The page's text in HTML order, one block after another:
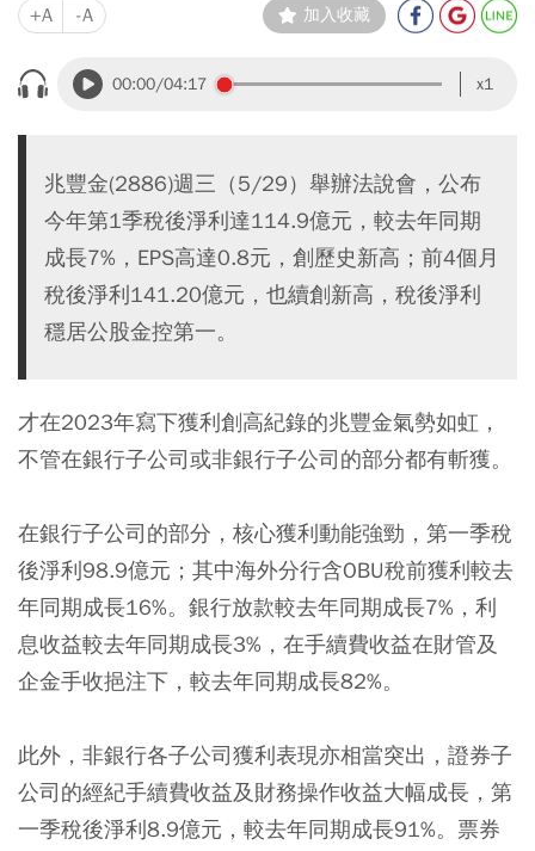
+A -A 加入收藏
00:00/04:17 x1
兆豐金(2886)週三（5/29）舉辦法說會，公布
今年第1季稅後淨利達114.9億元，較去年同期
成長7%，EPS高達0.8元，創歷史新高；前4個月
稅後淨利141.20億元，也續創新高，稅後淨利
穩居公股金控第一。
才在2023年寫下獲利創高紀錄的兆豐金氣勢如虹，
不管在銀行子公司或非銀行子公司的部分都有斬獲。
在銀行子公司的部分，核心獲利動能強勁，第一季稅
後淨利98.9億元；其中海外分行含OBU稅前獲利較去
年同期成長16%。銀行放款較去年同期成長7%，利
息收益較去年同期成長3%，在手續費收益在財管及
企金手收挹注下，較去年同期成長82%。
此外，非銀行各子公司獲利表現亦相當突出，證券子
公司的經紀手續費收益及財務操作收益大幅成長，第
一季稅後淨利8.9億元，較去年同期成長91%。票券